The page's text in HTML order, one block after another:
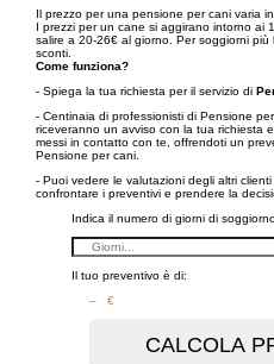
Il prezzo per una pensione per cani varia
I prezzi per un cane si aggirano intorno ai
salire a 20-26€ al giorno. Per soggiorni
sconti.
Come funziona?
- Spiega la tua richiesta per il servizio di
- Centinaia di professionisti di Pensione
riceveranno un avviso con la tua richiesta
messi in contatto con te, offrendoti un
Pensione per cani.
- Puoi vedere le valutazioni degli altri
confrontare i preventivi e prendere la
Indica il numero di giorni di
Il tuo preventivo è di:
– €